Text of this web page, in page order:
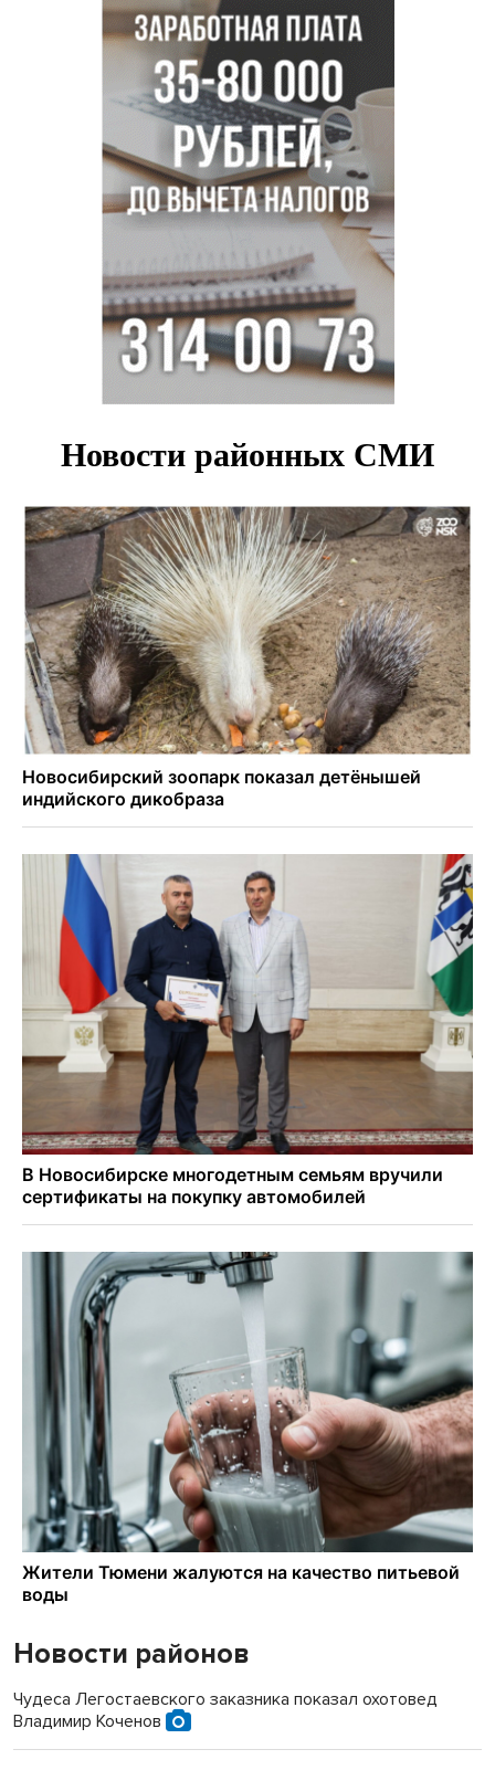
В Новосибирске по КРТ сдали первую очередь
миниполиса «Фора»
О пустырях в центре Новосибирска из-за лимита
площади КРТ предупредили эксперты
Новости районов
Чудеса Легостаевского заказника показал охотовед
Владимир Коченов